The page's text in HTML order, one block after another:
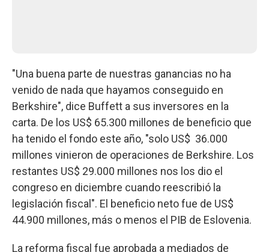
"Una buena parte de nuestras ganancias no ha
venido de nada que hayamos conseguido en
Berkshire", dice Buffett a sus inversores en la
carta. De los US$ 65.300 millones de beneficio que
ha tenido el fondo este año, "solo US$ 36.000
millones vinieron de operaciones de Berkshire. Los
restantes US$ 29.000 millones nos los dio el
congreso en diciembre cuando reescribió la
legislación fiscal". El beneficio neto fue de US$
44.900 millones, más o menos el PIB de Eslovenia.
La reforma fiscal fue aprobada a mediados de